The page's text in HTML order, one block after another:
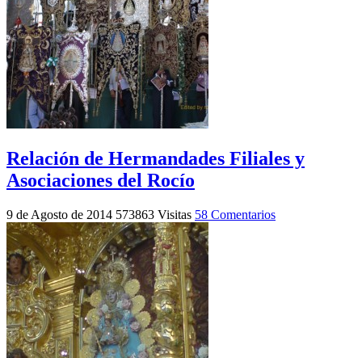
Relación de Hermandades Filiales y
Asociaciones del Rocío
9 de Agosto de 2014 573863 Visitas 58 Comentarios